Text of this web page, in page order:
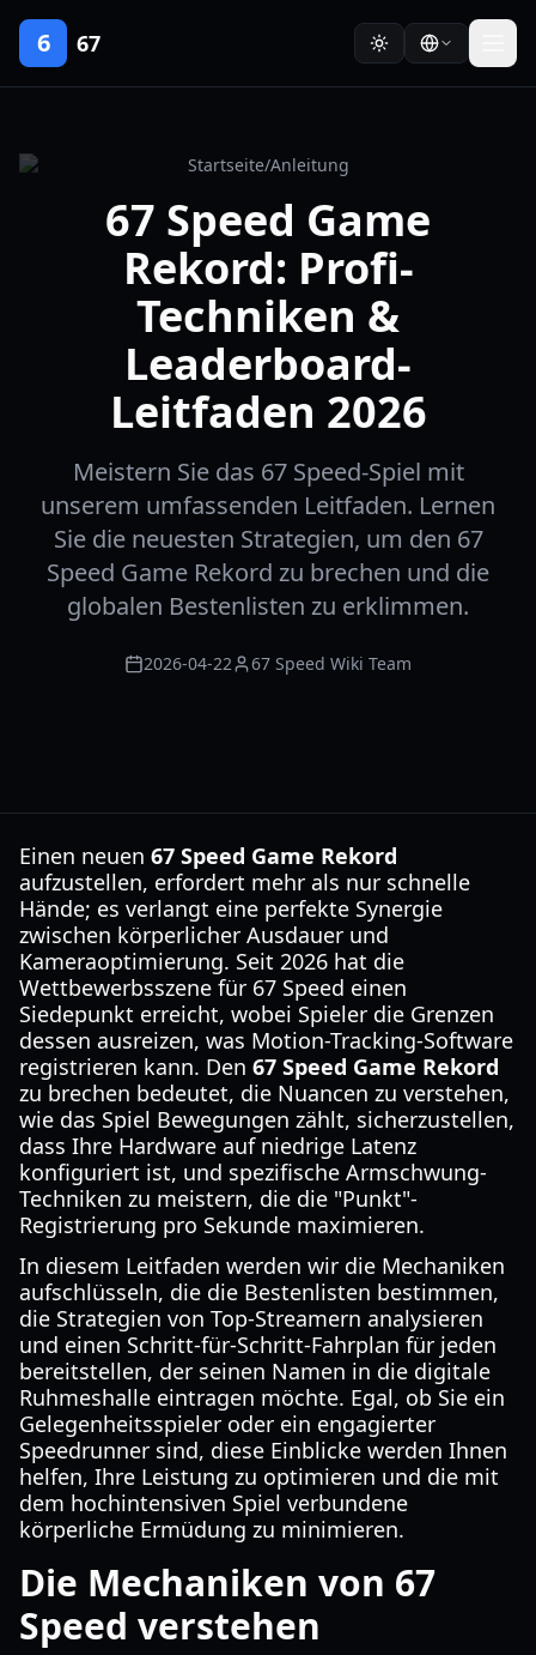
6 67
Startseite/Anleitung
67 Speed Game
Rekord: Profi-
Techniken &
Leaderboard-
Leitfaden 2026
Meistern Sie das 67 Speed-Spiel mit
unserem umfassenden Leitfaden. Lernen
Sie die neuesten Strategien, um den 67
Speed Game Rekord zu brechen und die
globalen Bestenlisten zu erklimmen.
2026-04-22 67 Speed Wiki Team
Einen neuen 67 Speed Game Rekord
aufzustellen, erfordert mehr als nur schnelle
Hände; es verlangt eine perfekte Synergie
zwischen körperlicher Ausdauer und
Kameraoptimierung. Seit 2026 hat die
Wettbewerbsszene für 67 Speed einen
Siedepunkt erreicht, wobei Spieler die Grenzen
dessen ausreizen, was Motion-Tracking-Software
registrieren kann. Den 67 Speed Game Rekord
zu brechen bedeutet, die Nuancen zu verstehen,
wie das Spiel Bewegungen zählt, sicherzustellen,
dass Ihre Hardware auf niedrige Latenz
konfiguriert ist, und spezifische Armschwung-
Techniken zu meistern, die die "Punkt"-
Registrierung pro Sekunde maximieren.
In diesem Leitfaden werden wir die Mechaniken
aufschlüsseln, die die Bestenlisten bestimmen,
die Strategien von Top-Streamern analysieren
und einen Schritt-für-Schritt-Fahrplan für jeden
bereitstellen, der seinen Namen in die digitale
Ruhmeshalle eintragen möchte. Egal, ob Sie ein
Gelegenheitsspieler oder ein engagierter
Speedrunner sind, diese Einblicke werden Ihnen
helfen, Ihre Leistung zu optimieren und die mit
dem hochintensiven Spiel verbundene
körperliche Ermüdung zu minimieren.
Die Mechaniken von 67
Speed verstehen